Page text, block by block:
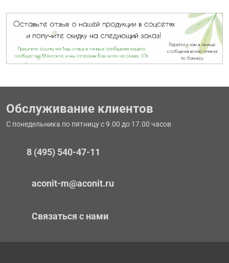
Обслуживание клиентов
С понедельника по пятницу с 9.00 до 17.00 часов
8 (495) 540-47-11
aconit-m@aconit.ru
Связаться с нами